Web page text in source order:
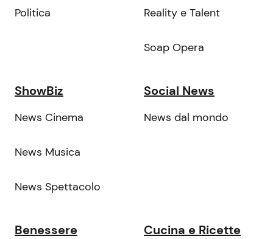
Politica Reality e Talent
Soap Opera
ShowBiz
News Cinema
News Musica
News Spettacolo
Social News
News dal mondo
Benessere Cucina e Ricette